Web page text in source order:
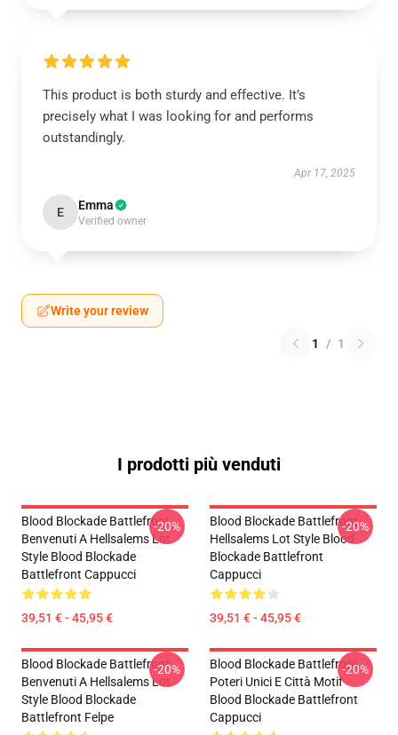
This product is both sturdy and effective. It’s
precisely what I was looking for and performs
outstandingly.
Apr 17, 2025
E Emma
Verified owner
Write your review
1 / 1
I prodotti più venduti
Blood Blockade Battlefront
Benvenuti A Hellsalems Lot
Style Blood Blockade
Battlefront Cappucci
39,51 € - 45,95 €
-20%
Blood Blockade Battlefront
Hellsalems Lot Style Blood
Blockade Battlefront
Cappucci
39,51 € - 45,95 €
-20%
Blood Blockade Battlefront
Benvenuti A Hellsalems Lot
Style Blood Blockade
Battlefront Felpe
-20%
Blood Blockade Battlefront
Poteri Unici E Città Motif
Blood Blockade Battlefront
Cappucci
-20%